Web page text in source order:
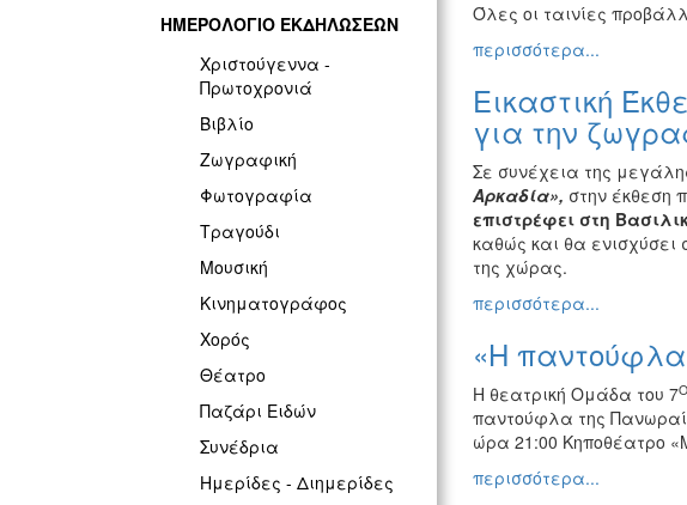
ΗΜΕΡΟΛΟΓΙΟ ΕΚΔΗΛΩΣΕΩΝ
Χριστούγεννα -
Πρωτοχρονιά
Βιβλίο
Ζωγραφική
Φωτογραφία
Τραγούδι
Μουσική
Κινηματογράφος
Χορός
Θέατρο
Παζάρι Ειδών
Συνέδρια
Ημερίδες - Διημερίδες
Όλες οι ταινίες
περισσότερα...
Εικαστική
για την
Σε συνέχεια της
Αρκαδία», στην έκθεση
επιστρέφει στη
καθώς και θα ενισχύσει
της χώρας.
περισσότερα...
«Η παντούφλα
Η θεατρική Ομάδα του 7
παντούφλα της
ώρα 21:00 Κηποθέατρο
περισσότερα...